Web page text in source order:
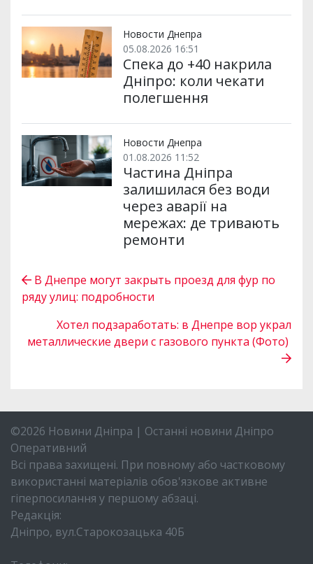
Новости Днепра
05.08.2026 16:51
Спека до +40 накрила
Дніпро: коли чекати
полегшення
Новости Днепра
01.08.2026 11:52
Частина Дніпра
залишилася без води
через аварії на
мережах: де тривають
ремонти
В Днепре могут закрыть проезд для фур по
ряду улиц: подробности
Хотел подзаработать: в Днепре вор украл
металлические двери с газового пункта (Фото)
©2026 Новини Дніпра | Останні новини Дніпро
Оперативний
Всі права захищені. При повному або частковому
використанні матеріалів обов'язкове активне
гіперпосилання у першому абзаці.
Редакція:
Дніпро, вул.Старокозацька 40Б